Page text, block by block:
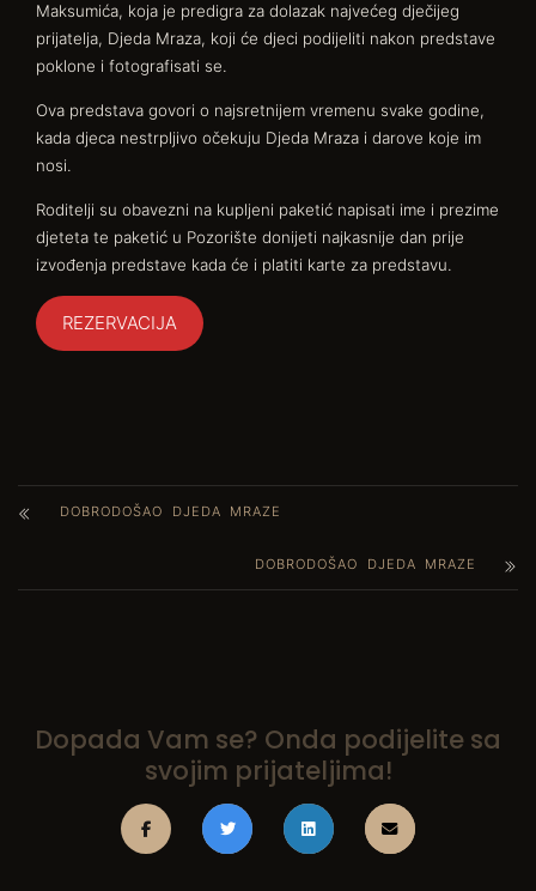
Maksumića, koja je predigra za dolazak najvećeg dječijeg
prijatelja, Djeda Mraza, koji će djeci podijeliti nakon predstave
poklone i fotografisati se.
Ova predstava govori o najsretnijem vremenu svake godine,
kada djeca nestrpljivo očekuju Djeda Mraza i darove koje im
nosi.
Roditelji su obavezni na kupljeni paketić napisati ime i prezime
djeteta te paketić u Pozorište donijeti najkasnije dan prije
izvođenja predstave kada će i platiti karte za predstavu.
REZERVACIJA
DOBRODOŠAO DJEDA MRAZE
DOBRODOŠAO DJEDA MRAZE
Dopada Vam se? Onda podijelite sa
svojim prijateljima!